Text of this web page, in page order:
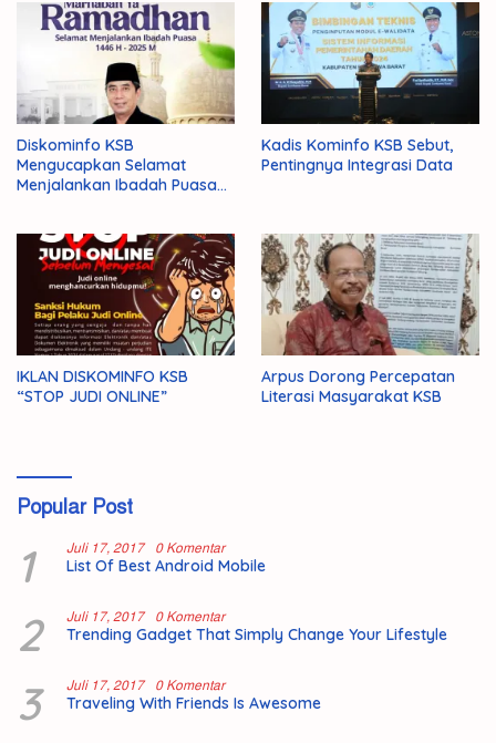
Diskominfo KSB
Mengucapkan Selamat
Menjalankan Ibadah Puasa
Kadis Kominfo KSB Sebut,
Pentingnya Integrasi Data
IKLAN DISKOMINFO KSB
“STOP JUDI ONLINE”
Arpus Dorong Percepatan
Literasi Masyarakat KSB
Popular Post
1 Juli 17, 2017 0 Komentar
List Of Best Android Mobile
2 Juli 17, 2017 0 Komentar
Trending Gadget That Simply Change Your Lifestyle
3 Juli 17, 2017 0 Komentar
Traveling With Friends Is Awesome